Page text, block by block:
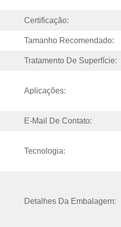
Certificação:
Tamanho Recomendado:
Tratamento De Superfície:
Aplicações:
E-Mail De Contato:
Tecnologia:
Detalhes Da Embalagem: